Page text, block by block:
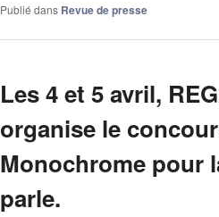
Publié dans Revue de presse
Les 4 et 5 avril,
organise le
Monochrome pour
parle.